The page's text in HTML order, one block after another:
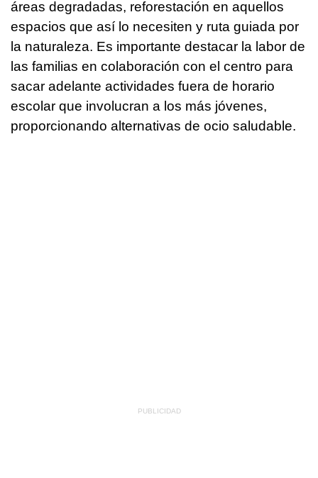
áreas degradadas, reforestación en aquellos
espacios que así lo necesiten y ruta guiada por
la naturaleza. Es importante destacar la labor de
las familias en colaboración con el centro para
sacar adelante actividades fuera de horario
escolar que involucran a los más jóvenes,
proporcionando alternativas de ocio saludable.